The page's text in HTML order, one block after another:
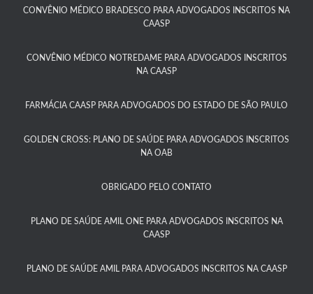
CONVÊNIO MÉDICO BRADESCO PARA ADVOGADOS INSCRITOS NA
CAASP​
CONVÊNIO MÉDICO NOTREDAME PARA ADVOGADOS INSCRITOS
NA CAASP​
FARMÁCIA CAASP PARA ADVOGADOS DO ESTADO DE SÃO PAULO​
GOLDEN CROSS: PLANO DE SAÚDE PARA ADVOGADOS INSCRITOS
NA OAB
OBRIGADO PELO CONTATO
PLANO DE SAÚDE AMIL ONE PARA ADVOGADOS INSCRITOS NA
CAASP​
PLANO DE SAÚDE AMIL PARA ADVOGADOS INSCRITOS NA CAASP